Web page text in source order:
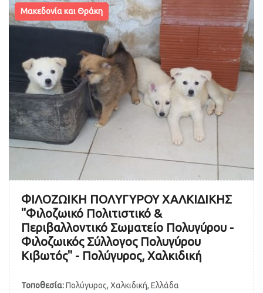
Μακεδονία και Θράκη
ΦΙΛΟΖΩΙΚΗ ΠΟΛΥΓΥΡΟΥ ΧΑΛΚΙΔΙΚΗΣ
"Φιλοζωικό Πολιτιστικό &
Περιβαλλοντικό Σωματείο Πολυγύρου -
Φιλοζωικός Σύλλογος Πολυγύρου
Κιβωτός" - Πολύγυρος, Χαλκιδική
Τοποθεσία:Πολύγυρος, Χαλκιδική, Ελλάδα